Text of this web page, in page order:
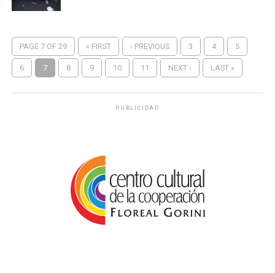
PAGE 7 OF 29 « FIRST ‹ PREVIOUS 3 4 5
6 7 8 9 10 11 NEXT › LAST »
PUBLICIDAD